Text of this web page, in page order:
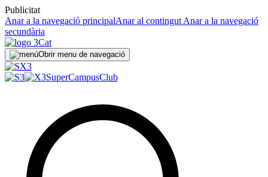
Publicitat
Anar a la navegació principalAnar al contingut Anar a la navegació
secundària
Obrir menu de navegació
SuperCampusClub